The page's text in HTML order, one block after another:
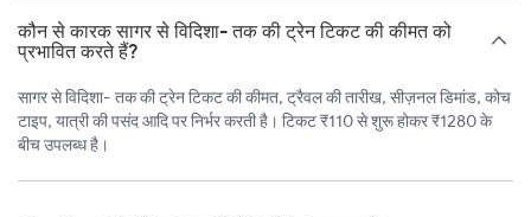
कौन से कारक सागर से विदिशा- तक की ट्रेन टिकट की कीमत को
प्रभावित करते हैं?
सागर से विदिशा- तक की ट्रेन टिकट की कीमत, ट्रैवल की तारीख, सीज़नल डिमांड, कोच
टाइप, यात्री की पसंद आदि पर निर्भर करती है। टिकट ₹110 से शुरू होकर ₹1280 के
बीच उपलब्ध है।